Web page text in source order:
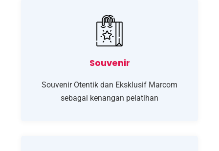
Souvenir
Souvenir Otentik dan Eksklusif Marcom
sebagai kenangan pelatihan